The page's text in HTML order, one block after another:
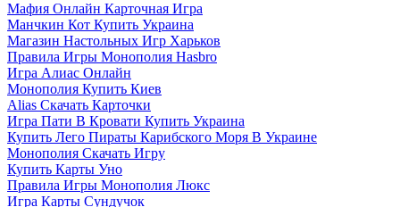
Мафия Онлайн Карточная Игра
Манчкин Кот Купить Украина
Магазин Настольных Игр Харьков
Правила Игры Монополия Hasbro
Игра Алиас Онлайн
Монополия Купить Киев
Alias Скачать Карточки
Игра Пати В Кровати Купить Украина
Купить Лего Пираты Карибского Моря В Украине
Монополия Скачать Игру
Купить Карты Уно
Правила Игры Монополия Люкс
Игра Карты Сундучок